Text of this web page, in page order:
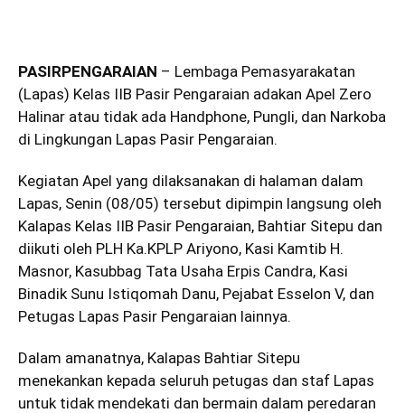
PASIRPENGARAIAN – Lembaga Pemasyarakatan
(Lapas) Kelas IIB Pasir Pengaraian adakan Apel Zero
Halinar atau tidak ada Handphone, Pungli, dan Narkoba
di Lingkungan Lapas Pasir Pengaraian.
Kegiatan Apel yang dilaksanakan di halaman dalam
Lapas, Senin (08/05) tersebut dipimpin langsung oleh
Kalapas Kelas IIB Pasir Pengaraian, Bahtiar Sitepu dan
diikuti oleh PLH Ka.KPLP Ariyono, Kasi Kamtib H.
Masnor, Kasubbag Tata Usaha Erpis Candra, Kasi
Binadik Sunu Istiqomah Danu, Pejabat Esselon V, dan
Petugas Lapas Pasir Pengaraian lainnya.
Dalam amanatnya, Kalapas Bahtiar Sitepu
menekankan kepada seluruh petugas dan staf Lapas
untuk tidak mendekati dan bermain dalam peredaran